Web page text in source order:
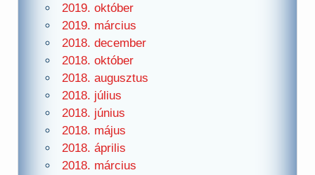
2019. október
2019. március
2018. december
2018. október
2018. augusztus
2018. július
2018. június
2018. május
2018. április
2018. március